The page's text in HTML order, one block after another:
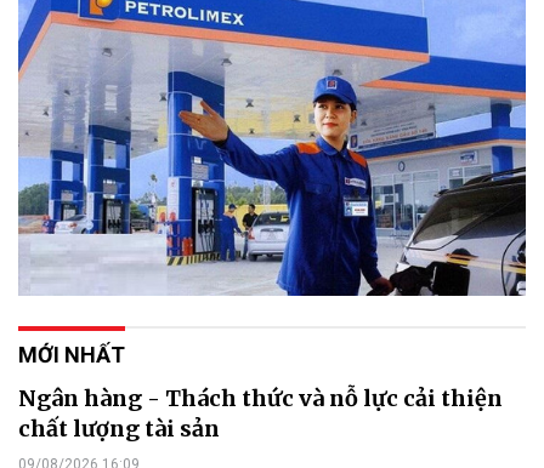
MỚI NHẤT
Ngân hàng - Thách thức và nỗ lực cải thiện
chất lượng tài sản